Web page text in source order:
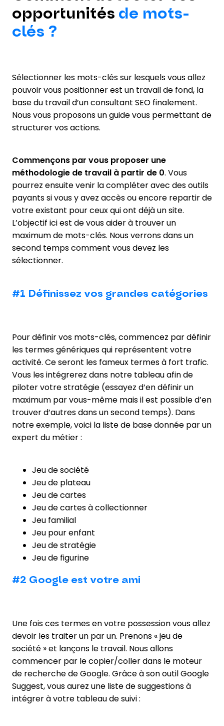
opportunités de mots-
clés ?
Sélectionner les mots-clés sur lesquels vous allez
pouvoir vous positionner est un travail de fond, la
base du travail d’un consultant SEO finalement.
Nous vous proposons un guide vous permettant de
structurer vos actions.
Commençons par vous proposer une
méthodologie de travail à partir de 0. Vous
pourrez ensuite venir la compléter avec des outils
payants si vous y avez accès ou encore repartir de
votre existant pour ceux qui ont déjà un site.
L’objectif ici est de vous aider à trouver un
maximum de mots-clés. Nous verrons dans un
second temps comment vous devez les
sélectionner.
#1 Définissez vos grandes catégories
Pour définir vos mots-clés, commencez par définir
les termes génériques qui représentent votre
activité. Ce seront les fameux termes à fort trafic.
Vous les intégrerez dans notre tableau afin de
piloter votre stratégie (essayez d’en définir un
maximum par vous-même mais il est possible d’en
trouver d’autres dans un second temps). Dans
notre exemple, voici la liste de base donnée par un
expert du métier :
Jeu de société
Jeu de plateau
Jeu de cartes
Jeu de cartes à collectionner
Jeu familial
Jeu pour enfant
Jeu de stratégie
Jeu de figurine
#2 Google est votre ami
Une fois ces termes en votre possession vous allez
devoir les traiter un par un. Prenons « jeu de
société » et lançons le travail. Nous allons
commencer par le copier/coller dans le moteur
de recherche de Google. Grâce à son outil Google
Suggest, vous aurez une liste de suggestions à
intégrer à votre tableau de suivi :